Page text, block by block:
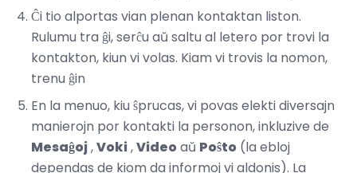
Ĉi tio alportas vian plenan kontaktan liston.
Rulumu tra ĝi, serĉu aŭ saltu al letero por trovi la
kontakton, kiun vi volas. Kiam vi trovis la nomon,
trenu ĝin
En la menuo, kiu ŝprucas, vi povas elekti diversajn
manierojn por kontakti la personon, inkluzive de
Mesaĝoj,Voki,Videoaŭ Poŝto (la ebloj
dependas de kiom da informoj vi aldonis). La